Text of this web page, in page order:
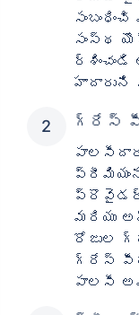
సంస్థ
హాదారుని
గ్రేస్
ప్రొవైడర్
మరియు
రోజుల
గ్రేస్
పాలసీ